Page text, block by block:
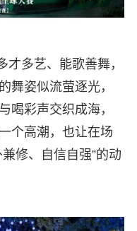
多艺、能歌善舞，
舞姿似流萤逐光，
喝彩声交织成海，
个高潮，也让在场
修、自信自强”的动